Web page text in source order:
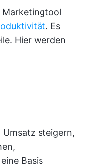
Marketingtool
. Es
Hier werden
Umsatz steigern,
Basis